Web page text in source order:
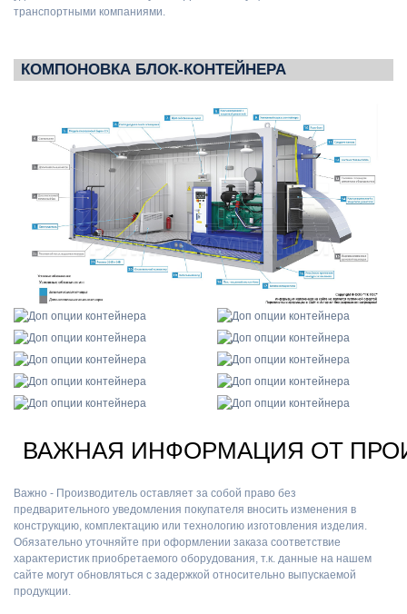
транспортными компаниями.
КОМПОНОВКА БЛОК-КОНТЕЙНЕРА
ВАЖНАЯ ИНФОРМАЦИЯ ОТ
Важно - Производитель оставляет за собой право без
предварительного уведомления покупателя вносить изменения в
конструкцию, комплектацию или технологию изготовления изделия.
Обязательно уточняйте при оформлении заказа соответствие
характеристик приобретаемого оборудования, т.к. данные на нашем
сайте могут обновляться с задержкой относительно выпускаемой
продукции.